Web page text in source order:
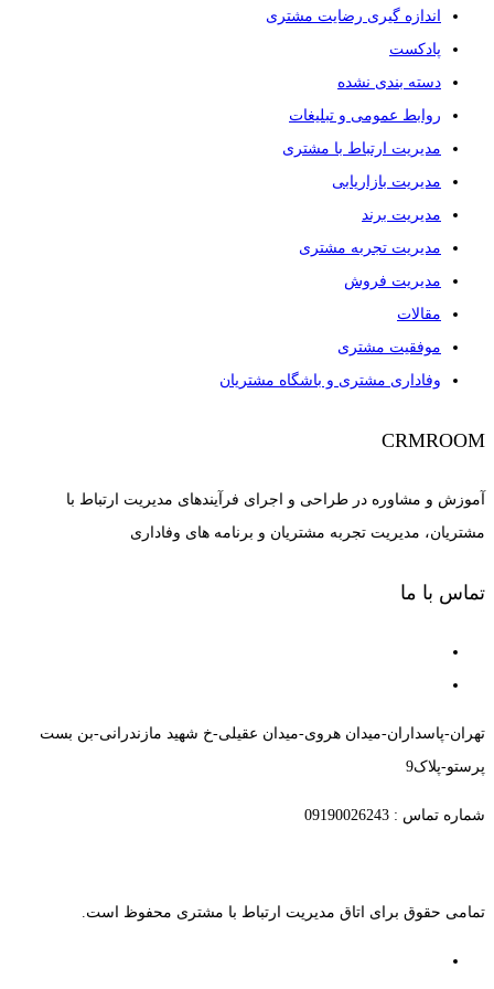
اندازه گیری رضایت مشتری
پادکست
دسته بندی نشده
روابط عمومی و تبلیغات
مدیریت ارتباط با مشتری
مدیریت بازاریابی
مدیریت برند
مدیریت تجربه مشتری
مدیریت فروش
مقالات
موفقیت مشتری
وفاداری مشتری و باشگاه مشتریان
CRMROOM
آموزش و مشاوره در طراحی و اجرای فرآیندهای مدیریت ارتباط با
مشتریان، مدیریت تجربه مشتریان و برنامه های وفاداری
تماس با ما
تهران-پاسداران-میدان هروی-میدان عقیلی-خ شهید مازندرانی-بن بست
پرستو-پلاک9
شماره تماس : 09190026243
تمامی حقوق برای اتاق مدیریت ارتباط با مشتری محفوظ است.